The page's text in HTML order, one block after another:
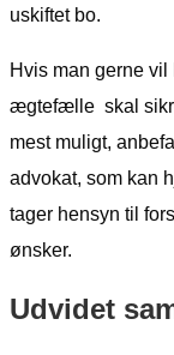
uskiftet bo.
Hvis man gerne
ægtefælle skal
mest muligt,
advokat, som kan
tager hensyn til
ønsker.
Udvidet